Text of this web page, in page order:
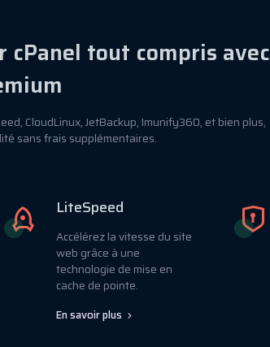
cPanel tout compris avec
CloudLinux, JetBackup, Imunify360, et bien plus,
sans frais supplémentaires.
LiteSpeed
Accélérez la vitesse du site
web grâce à une
technologie de mise en
cache de pointe.
En savoir plus